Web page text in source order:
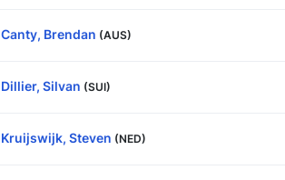
Canty, Brendan (AUS)
Dillier, Silvan (SUI)
Kruijswijk, Steven (NED)